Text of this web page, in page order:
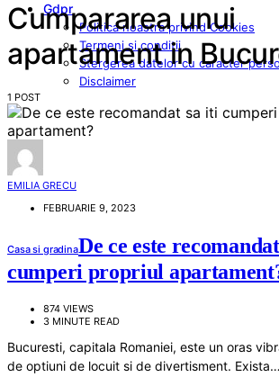
Gdpr
Politica noastra privind Cookies
Termeni si conditii
Stergerea datelor cu caracter
Disclaimer
Cumpararea unui
apartament in
1 POST
EMILIA GRECU
FEBRUARIE 9, 2023
Casa si gradinaDe ce este
cumperi propriul
874 VIEWS
3 MINUTE READ
Bucuresti, capitala Romaniei, este un oras
de optiuni de locuit si de divertisment. Exista…